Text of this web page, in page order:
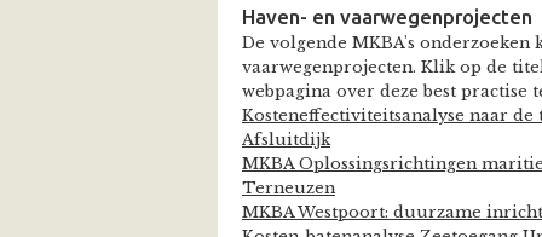
Haven- en vaarwegenprojecten
De volgende MKBA's onderzoeken
vaarwegenprojecten. Klik op de
webpagina over deze best practise
Kosteneffectiviteitsanalyse naar
Afsluitdijk
MKBA Oplossingsrichtingen
Terneuzen
MKBA Westpoort: duurzame